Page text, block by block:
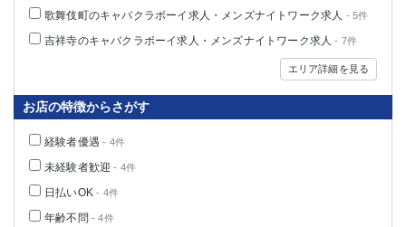
歌舞伎町のキャバクラボーイ求人・メンズナイトワーク求人 - 5件
吉祥寺のキャバクラボーイ求人・メンズナイトワーク求人 - 7件
エリア詳細を見る
お店の特徴からさがす
経験者優遇 - 4件
未経験者歓迎 - 4件
日払いOK - 4件
年齢不問 - 4件